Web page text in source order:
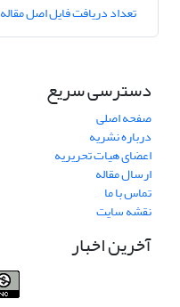
تعداد دریافت فایل اصل مقاله
دسترسی سریع
صفحه اصلی
درباره نشریه
اعضای هیات تحریریه
ارسال مقاله
تماس با ما
نقشه سایت
آخرین اخبار